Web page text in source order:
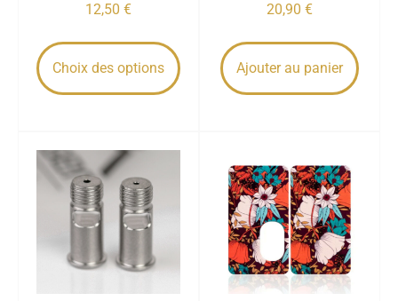
12,50 €
Choix des options
20,90 €
Ajouter au panier